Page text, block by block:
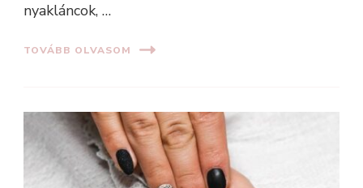
nyakláncok, …
TOVÁBB OLVASOM